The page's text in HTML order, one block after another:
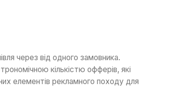
через від одного замовника.
кількістю офферів, які
елементів рекламного походу для